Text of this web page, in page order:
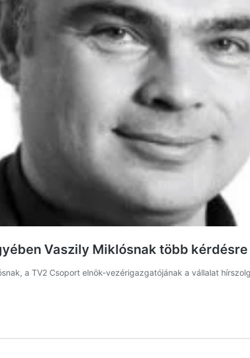
Vaszily Miklósnak több
a TV2 Csoport elnök-vezérigazgatójának a vállalat